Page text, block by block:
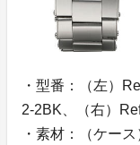
・型番：（左）
2-2BK、（右）
・素材：（ケー